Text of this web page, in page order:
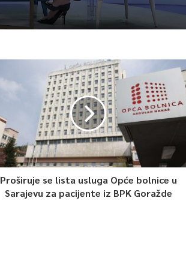
Proširuje se lista usluga Opće bolnice u
Sarajevu za pacijente iz BPK Goražde